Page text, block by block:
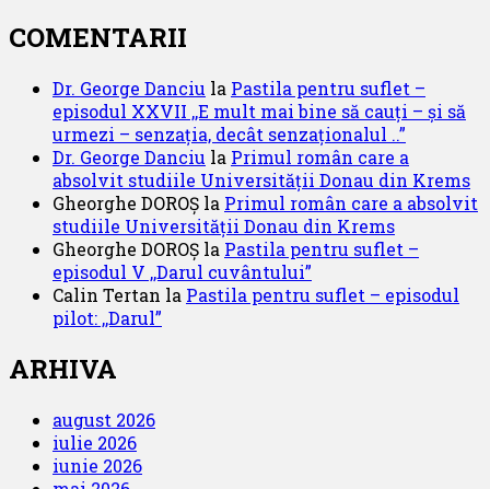
COMENTARII
Dr. George Danciu la Pastila pentru suflet –
episodul XXVII ,,E mult mai bine să cauți – și să
urmezi – senzația, decât senzaționalul ..”
Dr. George Danciu la Primul român care a
absolvit studiile Universității Donau din Krems
Gheorghe DOROȘ la Primul român care a absolvit
studiile Universității Donau din Krems
Gheorghe DOROȘ la Pastila pentru suflet –
episodul V ,,Darul cuvântului”
Calin Tertan la Pastila pentru suflet – episodul
pilot: ,,Darul”
ARHIVA
august 2026
iulie 2026
iunie 2026